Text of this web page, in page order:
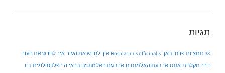
תגיות
38 תמציות פרחי באך Rosmarinus officinalis איך לחדש את העור איך לחדש את העור
דרך מקלחת אננס ארבעת האלמנטים ארבעת האלמנטים בראייה רפלקסולוגית ביו